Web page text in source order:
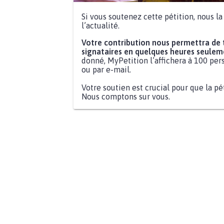
Si vous soutenez cette pétition, nous la
l’actualité.
Votre contribution nous permettra de
signataires en quelques heures
donné, MyPetition l’affichera à 100
ou par e-mail.
Votre soutien est crucial pour que la
Nous comptons sur vous.